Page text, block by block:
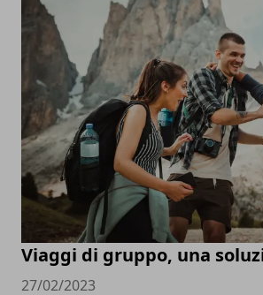
Viaggi di gruppo, una
27/02/2023